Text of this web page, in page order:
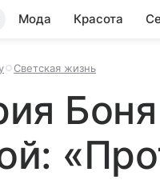
Мода Красота
Светская жизнь